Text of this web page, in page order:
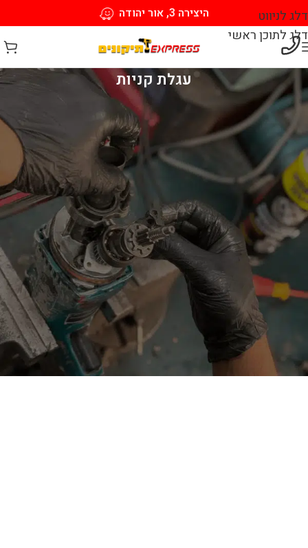
דלג לניווט
דלג לתוכן ראשי
היצירה 3, אור יהודה
עגלת קניות
סל הקניות שלך ריק כרגע.
לפני שתמשיך לקופה עליך להוסיף כמה מוצרים לעגלת הקניות שלך.
תוכלו למצוא הרבה מוצרים מעניינים בדף "חנות".
חזור לחנות